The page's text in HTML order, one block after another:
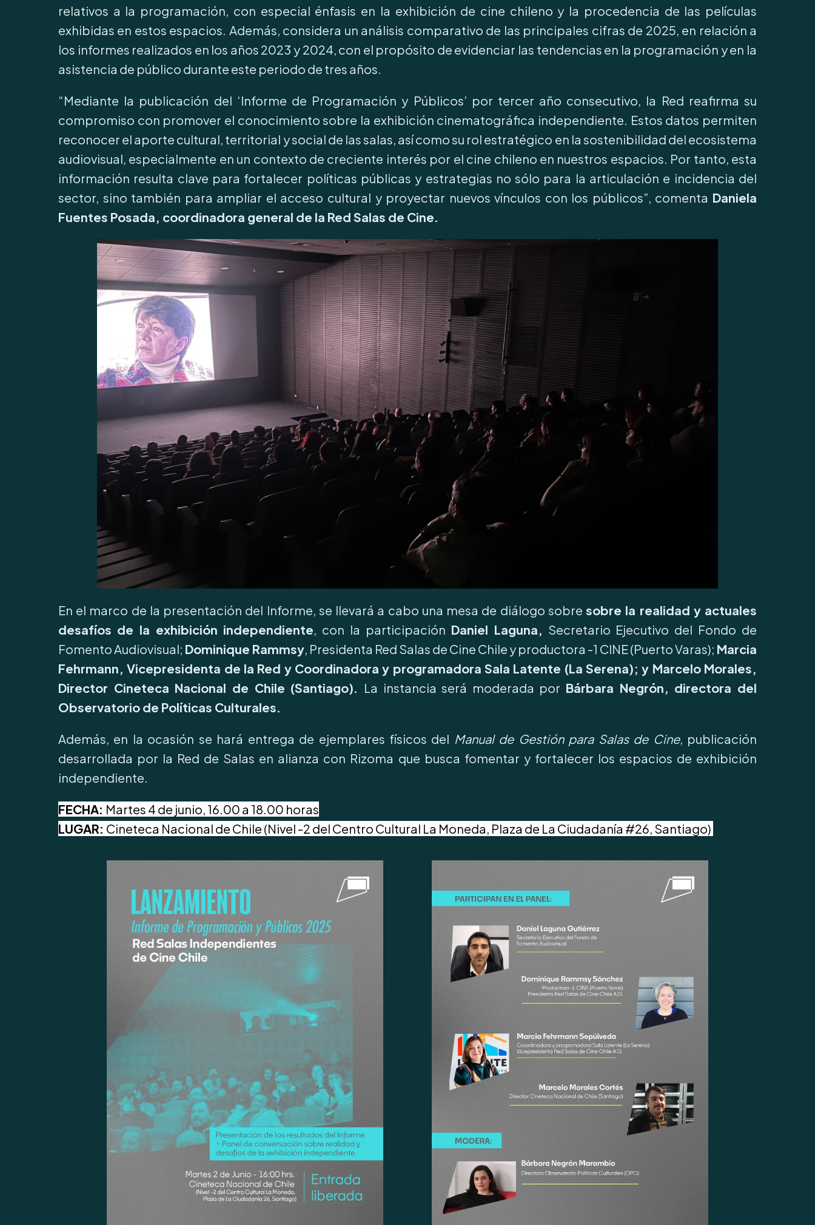
relativos a la programación, con especial énfasis en la exhibición de cine chileno y la procedencia de las películas
exhibidas en estos espacios. Además, considera un análisis comparativo de las principales cifras de 2025, en relación a
los informes realizados en los años 2023 y 2024, con el propósito de evidenciar las tendencias en la programación y en la
asistencia de público durante este periodo de tres años.
“Mediante la publicación del ‘Informe de Programación y Públicos’ por tercer año consecutivo, la Red reafirma su
compromiso con promover el conocimiento sobre la exhibición cinematográfica independiente. Estos datos permiten
reconocer el aporte cultural, territorial y social de las salas, así como su rol estratégico en la sostenibilidad del ecosistema
audiovisual, especialmente en un contexto de creciente interés por el cine chileno en nuestros espacios. Por tanto, esta
información resulta clave para fortalecer políticas públicas y estrategias no sólo para la articulación e incidencia del
sector, sino también para ampliar el acceso cultural y proyectar nuevos vínculos con los públicos”, comenta Daniela
Fuentes Posada, coordinadora general de la Red Salas de Cine.
En el marco de la presentación del Informe, se llevará a cabo una mesa de diálogo sobresobre la realidad y actuales
desafíos de la exhibición independiente, con la participación Daniel Laguna, Secretario Ejecutivo del Fondo de
Fomento Audiovisual; Dominique Rammsy, Presidenta Red Salas de Cine Chile y productora -1 CINE (Puerto Varas); Marcia
Fehrmann, Vicepresidenta de la Red y Coordinadora y programadora Sala Latente (La Serena); y Marcelo Morales,
Director Cineteca Nacional de Chile (Santiago). La instancia será moderada por Bárbara Negrón, directora del
Observatorio de Políticas Culturales.
Además, en la ocasión se hará entrega de ejemplares físicos del Manual de Gestión para Salas de Cine, publicación
desarrollada por la Red de Salas en alianza con Rizoma que busca fomentar y fortalecer los espacios de exhibición
independiente.
FECHA: Martes 4 de junio, 16.00 a 18.00 horas
LUGAR: Cineteca Nacional de Chile (Nivel -2 del Centro Cultural La Moneda, Plaza de La Ciudadanía #26, Santiago)